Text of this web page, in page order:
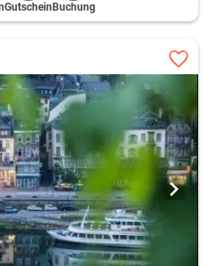
Gutschein Buchung